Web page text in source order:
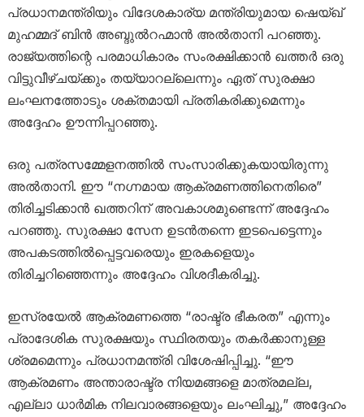
പ്രധാനമന്ത്രിയും വിദേശകാര്യ മന്ത്രിയുമായ ഷെയ്ഖ്
മുഹമ്മദ് ബിൻ അബ്ദുൽറഹ്മാൻ അൽതാനി പറഞ്ഞു.
രാജ്യത്തിന്റെ പരമാധികാരം സംരക്ഷിക്കാൻ ഖത്തർ ഒരു
വിട്ടുവീഴ്ചയ്ക്കും തയ്യാറല്ലെന്നും ഏത് സുരക്ഷാ
ലംഘനത്തോടും ശക്തമായി പ്രതികരിക്കുമെന്നും
അദ്ദേഹം ഊന്നിപ്പറഞ്ഞു.
ഒരു പത്രസമ്മേളനത്തിൽ സംസാരിക്കുകയായിരുന്നു
അൽതാനി. ഈ “നഗ്നമായ ആക്രമണത്തിനെതിരെ”
തിരിച്ചടിക്കാൻ ഖത്തറിന് അവകാശമുണ്ടെന്ന് അദ്ദേഹം
പറഞ്ഞു. സുരക്ഷാ സേന ഉടൻതന്നെ ഇടപെട്ടെന്നും
അപകടത്തിൽപ്പെട്ടവരെയും ഇരകളെയും
തിരിച്ചറിഞ്ഞെന്നും അദ്ദേഹം വിശദീകരിച്ചു.
ഇസ്രയേൽ ആക്രമണത്തെ “രാഷ്ട്ര ഭീകരത” എന്നും
പ്രാദേശിക സുരക്ഷയും സ്ഥിരതയും തകർക്കാനുള്ള
ശ്രമമെന്നും പ്രധാനമന്ത്രി വിശേഷിപ്പിച്ചു. “ഈ
ആക്രമണം അന്താരാഷ്ട്ര നിയമങ്ങളെ മാത്രമല്ല,
എല്ലാ ധാർമിക നിലവാരങ്ങളെയും ലംഘിച്ചു,” അദ്ദേഹം